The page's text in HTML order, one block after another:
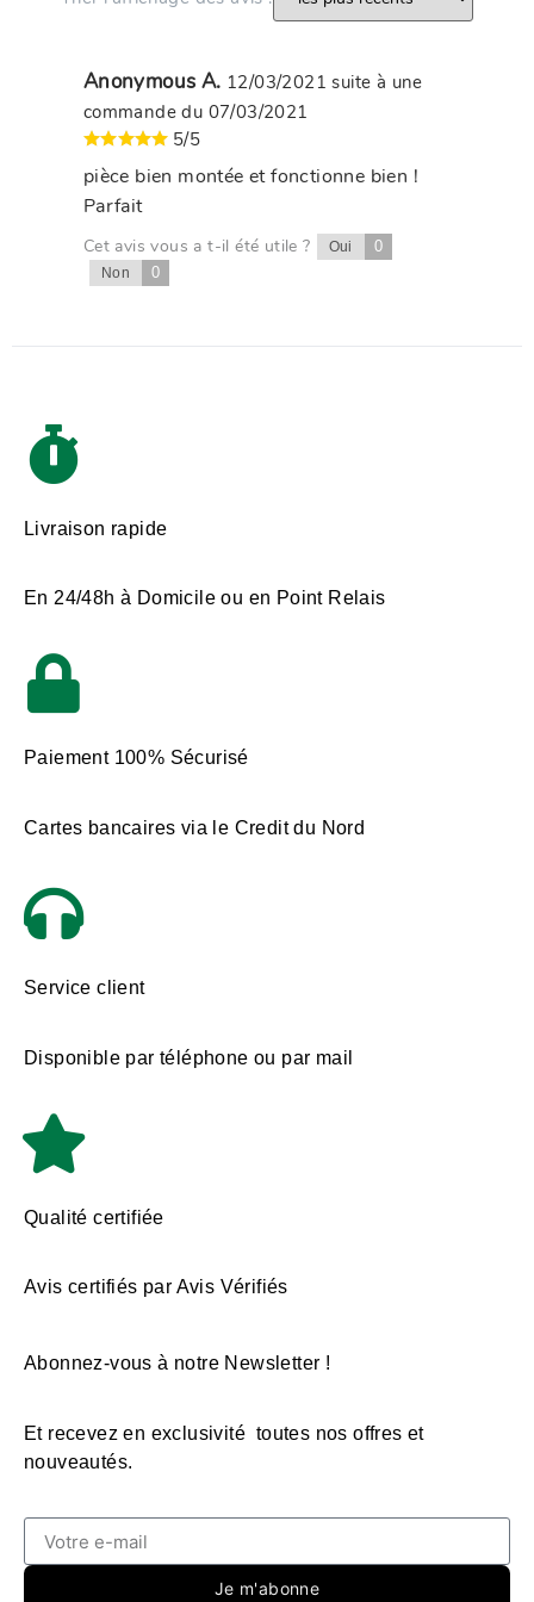
Anonymous A. 12/03/2021 suite à une
commande du 07/03/2021
5/5
pièce bien montée et fonctionne bien !
Parfait
Cet avis vous a t-il été utile ? Oui 0
Non 0
Livraison rapide
En 24/48h à Domicile ou en Point Relais
Paiement 100% Sécurisé
Cartes bancaires via le Credit du Nord
Service client
Disponible par téléphone ou par mail
Qualité certifiée
Avis certifiés par Avis Vérifiés
Abonnez-vous à notre Newsletter !
Et recevez en exclusivité toutes nos offres et
nouveautés.
Je m'abonne